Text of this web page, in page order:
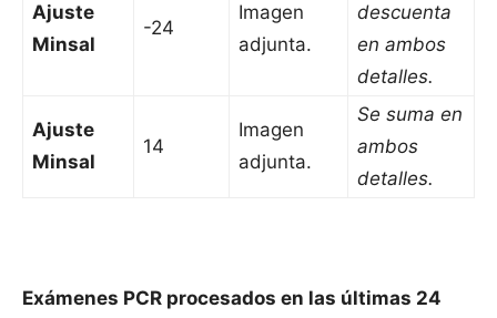
Ajuste
Minsal
-24
Imagen
adjunta.
descuenta
en ambos
detalles.
Ajuste
Minsal
14
Imagen
adjunta.
Se suma en
ambos
detalles.
Exámenes PCR procesados en las últimas 24